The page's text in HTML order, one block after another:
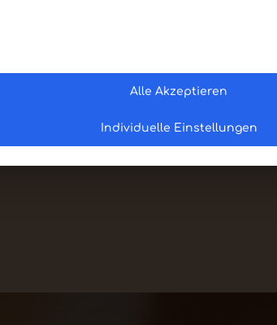
Alle Akzeptieren
Individuelle Einstellungen